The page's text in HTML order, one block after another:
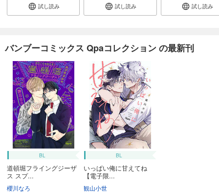
試し読み 試し読み 試し読み
バンブーコミックス Qpaコレクション の最新刊
BL
道頓堀フライングジーザ
ス スプ...
櫻川なろ
BL
いっぱい俺に甘えてね
【電子限...
観山小世